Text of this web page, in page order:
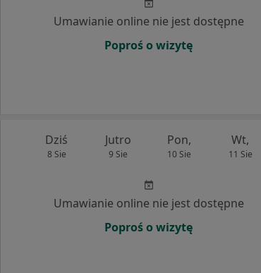
Umawianie online nie jest dostępne
Poproś o wizytę
Dziś
8 Sie
Jutro
9 Sie
Pon,
10 Sie
Wt,
11 Sie
Umawianie online nie jest dostępne
Poproś o wizytę